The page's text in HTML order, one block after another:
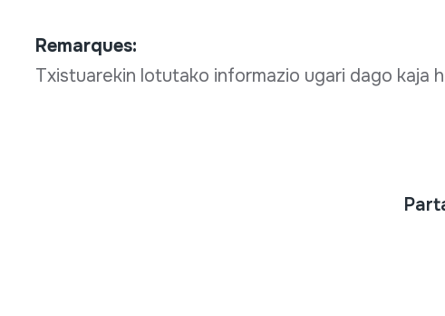
Remarques:
Txistuarekin lotutako informazio ugari dago kaja